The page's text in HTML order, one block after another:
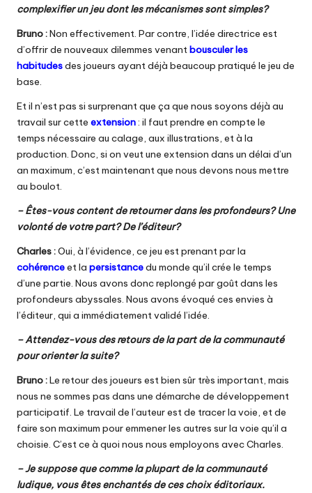
complexifier un jeu dont les mécanismes sont simples?
Bruno :Non effectivement. Par contre, l’idée directrice est
d’offrir de nouveaux dilemmes venant bousculer les
habitudesdes joueurs ayant déjà beaucoup pratiqué le jeu de
base.
Et il n’est pas si surprenant que ça que nous soyons déjà au
travail sur cette extension: il faut prendre en compte le
temps nécessaire au calage, aux illustrations, et à la
production. Donc, si on veut une extension dans un délai d’un
an maximum, c’est maintenant que nous devons nous mettre
au boulot.
– Êtes-vous content de retourner dans les profondeurs? Une
volonté de votre part? De l’éditeur?
Charles :Oui, à l’évidence, ce jeu est prenant par la
cohérenceet la persistancedu monde qu’il crée le temps
d’une partie. Nous avons donc replongé par goût dans les
profondeurs abyssales. Nous avons évoqué ces envies à
l’éditeur, qui a immédiatement validé l’idée.
– Attendez-vous des retours de la part de la communauté
pour orienter la suite?
Bruno :Le retour des joueurs est bien sûr très important, mais
nous ne sommes pas dans une démarche de développement
participatif. Le travail de l’auteur est de tracer la voie, et de
faire son maximum pour emmener les autres sur la voie qu’il a
choisie. C’est ce à quoi nous nous employons avec Charles.
– Je suppose que comme la plupart de la communauté
ludique, vous êtes enchantés de ces choix éditoriaux.